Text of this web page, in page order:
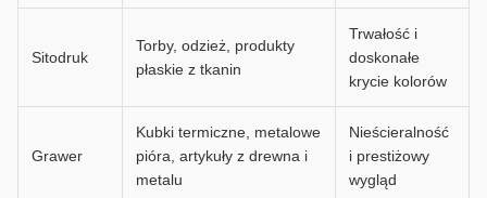
Sitodruk
Torby, odzież, produkty
płaskie z tkanin
Trwałość i
doskonałe
krycie kolorów
Grawer
Kubki termiczne, metalowe
pióra, artykuły z drewna i
metalu
Nieścieralność
i prestiżowy
wygląd